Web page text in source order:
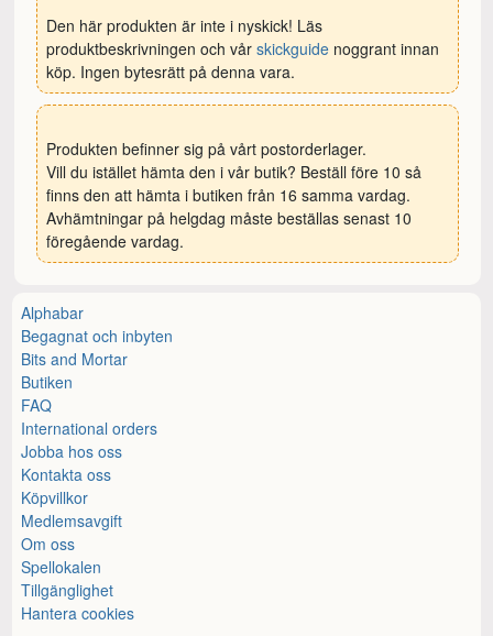
Den här produkten är inte i nyskick! Läs
produktbeskrivningen och vårskickguide noggrant innan
köp. Ingen bytesrätt på denna vara.
Produkten befinner sig på vårt postorderlager.
Vill du istället hämta den i vår butik? Beställ före 10 så
finns den att hämta i butiken från 16 samma vardag.
Avhämtningar på helgdag måste beställas senast 10
föregående vardag.
Alphabar
Begagnat och inbyten
Bits and Mortar
Butiken
FAQ
International orders
Jobba hos oss
Kontakta oss
Köpvillkor
Medlemsavgift
Om oss
Spellokalen
Tillgänglighet
Hantera cookies